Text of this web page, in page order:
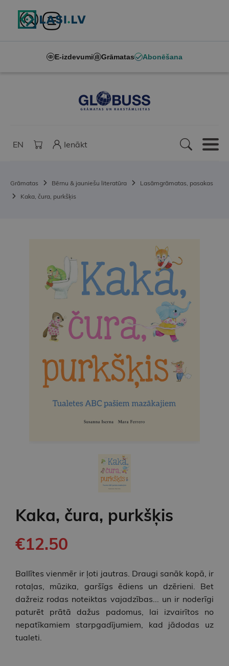
E-izdevumi Grāmatas Abonēšana
EN Ienākt
Grāmatas Bērnu & jauniešu literatūra
Lasāmgrāmatas, pasakas
Kaka, čura, purkšķis
Kaka, čura, purkšķis
€12.50
Ballītes vienmēr ir ļoti jautras. Draugi sanāk kopā, ir
rotaļas, mūzika, garšīgs ēdiens un dzērieni. Bet
dažreiz rodas noteiktas vajadzības... un ir noderīgi
paturēt prātā dažus padomus, lai izvairītos no
nepatīkamiem starpgadījumiem, kad jādodas uz
tualeti.